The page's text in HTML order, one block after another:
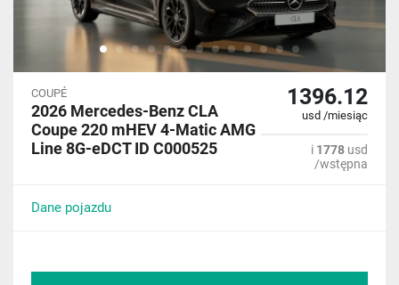
COUPÉ
2026 Mercedes-Benz CLA
Coupe 220 mHEV 4-Matic AMG
Line 8G-eDCT ID C000525
1396.12
usd /miesiąc
i 1778 usd
/wstępna
Dane pojazdu